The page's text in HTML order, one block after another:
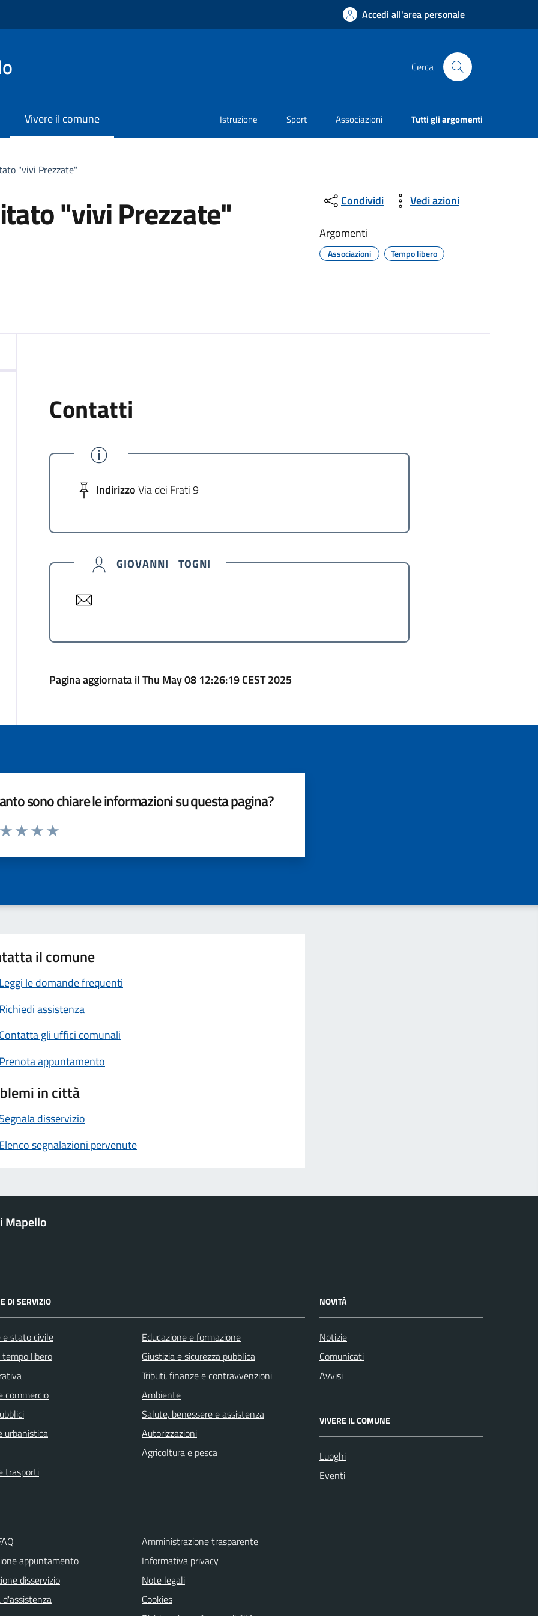
Accedi all'area personale
Cerca
Vivere il comune Istruzione Sport Associazioni Tutti gli argomenti
"vivi Prezzate"
"vivi Prezzate" Condividi
Vedi azioni
Argomenti
Associazioni Tempo libero
Contatti
IndirizzoVia dei Frati 9
GIOVANNI TOGNI
Pagina aggiornata il Thu May 08 12:26:19 CEST 2025
sono chiare le informazioni su questa pagina?
da 1 a 5 stelle la pagina
il comune
le domande frequenti
assistenza
gli uffici comunali
appuntamento
in città
disservizio
segnalazioni pervenute
Mapello
DI SERVIZIO
e stato civile
libero
commercio
urbanistica
trasporti
Educazione e formazione
Giustizia e sicurezza pubblica
Tributi, finanze e contravvenzioni
Ambiente
Salute, benessere e assistenza
Autorizzazioni
Agricoltura e pesca
NOVITÀ
Notizie
Comunicati
Avvisi
VIVERE IL COMUNE
Luoghi
Eventi
appuntamento
disservizio
Amministrazione trasparente
Informativa privacy
Note legali
Cookies